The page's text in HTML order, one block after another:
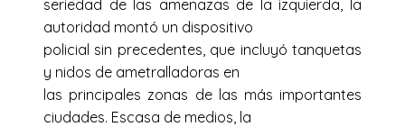
seriedad de las amenazas de la izquierda, la
autoridad montó un dispositivo
policial sin precedentes, que incluyó tanquetas
y nidos de ametralladoras en
las principales zonas de las más importantes
ciudades. Escasa de medios, la